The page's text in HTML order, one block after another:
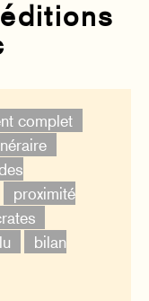
complet
proximité
bilan